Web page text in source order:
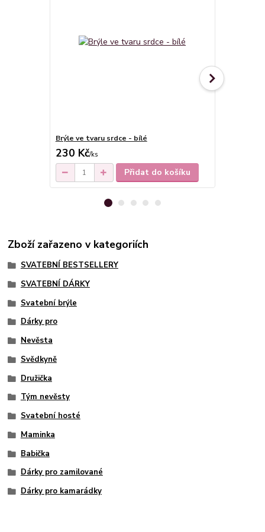
Brýle ve tvaru srdce - bílé
230 Kč/ks
Přidat do košíku
Zboží zařazeno v kategoriích
SVATEBNÍ BESTSELLERY
SVATEBNÍ DÁRKY
Svatební brýle
Dárky pro
Nevěsta
Svědkyně
Družička
Tým nevěsty
Svatební hosté
Maminka
Babička
Dárky pro zamilované
Dárky pro kamarádky